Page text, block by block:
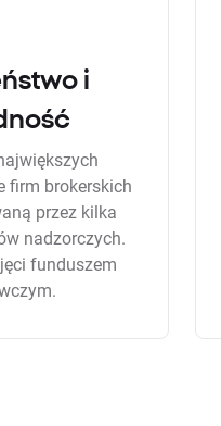
i
firm brokerskich
przez kilka
nadzorczych.
funduszem